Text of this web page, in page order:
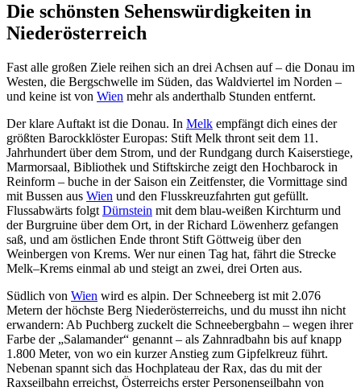
Die schönsten Sehenswürdigkeiten in
Niederösterreich
Fast alle großen Ziele reihen sich an drei Achsen auf – die Donau im
Westen, die Bergschwelle im Süden, das Waldviertel im Norden –
und keine ist von Wien mehr als anderthalb Stunden entfernt.
Der klare Auftakt ist die Donau. In Melk empfängt dich eines der
größten Barockklöster Europas: Stift Melk thront seit dem 11.
Jahrhundert über dem Strom, und der Rundgang durch Kaiserstiege,
Marmorsaal, Bibliothek und Stiftskirche zeigt den Hochbarock in
Reinform – buche in der Saison ein Zeitfenster, die Vormittage sind
mit Bussen aus Wien und den Flusskreuzfahrten gut gefüllt.
Flussabwärts folgt Dürnstein mit dem blau-weißen Kirchturm und
der Burgruine über dem Ort, in der Richard Löwenherz gefangen
saß, und am östlichen Ende thront Stift Göttweig über den
Weinbergen von Krems. Wer nur einen Tag hat, fährt die Strecke
Melk–Krems einmal ab und steigt an zwei, drei Orten aus.
Südlich von Wien wird es alpin. Der Schneeberg ist mit 2.076
Metern der höchste Berg Niederösterreichs, und du musst ihn nicht
erwandern: Ab Puchberg zuckelt die Schneebergbahn – wegen ihrer
Farbe der „Salamander“ genannt – als Zahnradbahn bis auf knapp
1.800 Meter, von wo ein kurzer Anstieg zum Gipfelkreuz führt.
Nebenan spannt sich das Hochplateau der Rax, das du mit der
Raxseilbahn erreichst, Österreichs erster Personenseilbahn von